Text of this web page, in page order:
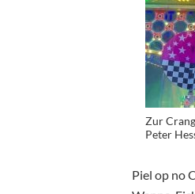
Zur
Peter
Piel op no